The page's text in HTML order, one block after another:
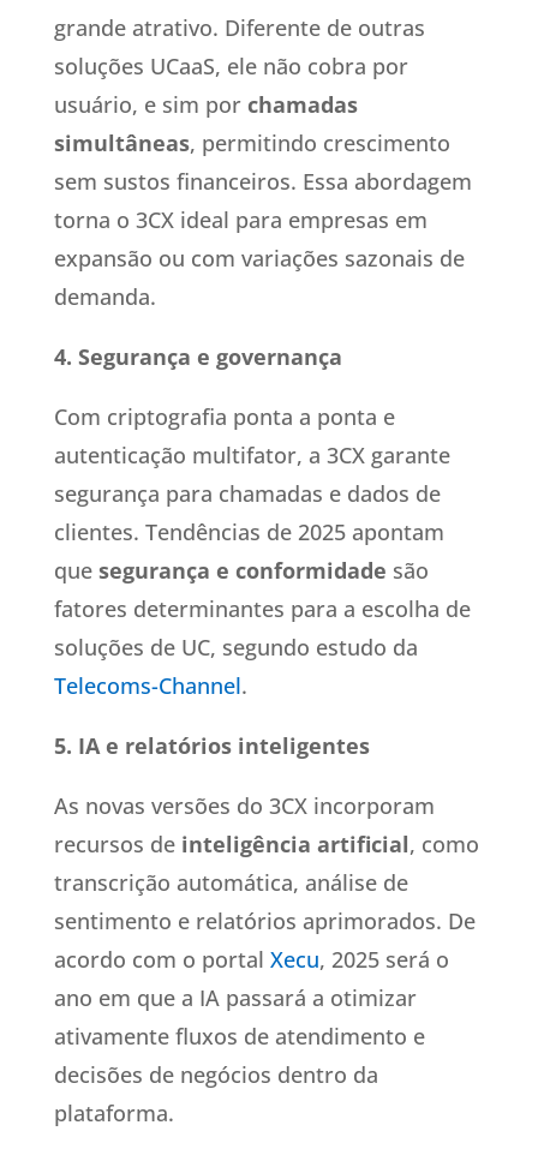
grande atrativo. Diferente de outras
soluções UCaaS, ele não cobra por
usuário, e sim por chamadas
simultâneas, permitindo crescimento
sem sustos financeiros. Essa abordagem
torna o 3CX ideal para empresas em
expansão ou com variações sazonais de
demanda.
4. Segurança e governança
Com criptografia ponta a ponta e
autenticação multifator, a 3CX garante
segurança para chamadas e dados de
clientes. Tendências de 2025 apontam
que segurança e conformidade são
fatores determinantes para a escolha de
soluções de UC, segundo estudo da
Telecoms-Channel.
5. IA e relatórios inteligentes
As novas versões do 3CX incorporam
recursos de inteligência artificial, como
transcrição automática, análise de
sentimento e relatórios aprimorados. De
acordo com o portal Xecu, 2025 será o
ano em que a IA passará a otimizar
ativamente fluxos de atendimento e
decisões de negócios dentro da
plataforma.